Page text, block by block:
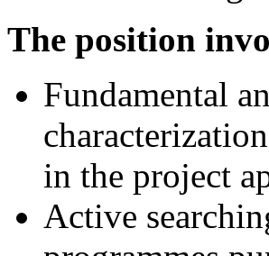
The position
Fundamental
in the project
Active